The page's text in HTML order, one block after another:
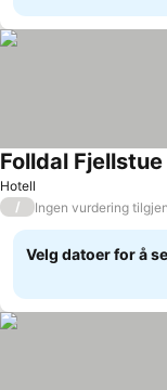
Hotell
Folldal Fjellstue
/ Ingen vurdering
Velg datoer for å